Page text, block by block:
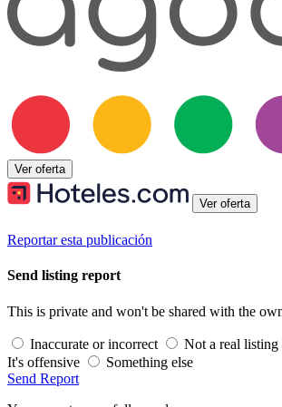
Ver oferta
Ver oferta
Reportar esta publicación
Send listing report
This is private and won't be shared with the
Inaccurate or incorrect Not a real listing
It's offensive
Something else
Send Report